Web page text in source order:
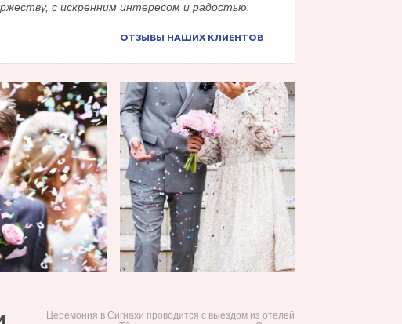
с искренним интересом и радостью.
ОТЗЫВЫ НАШИХ КЛИЕНТОВ
Церемония в Сигнахи проводится с выездом из отелей